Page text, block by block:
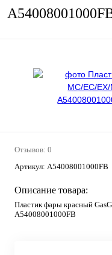
Отзывов: 0
Артикул: A54008001000FB
Описание товара:
Пластик фары красный
A54008001000FB